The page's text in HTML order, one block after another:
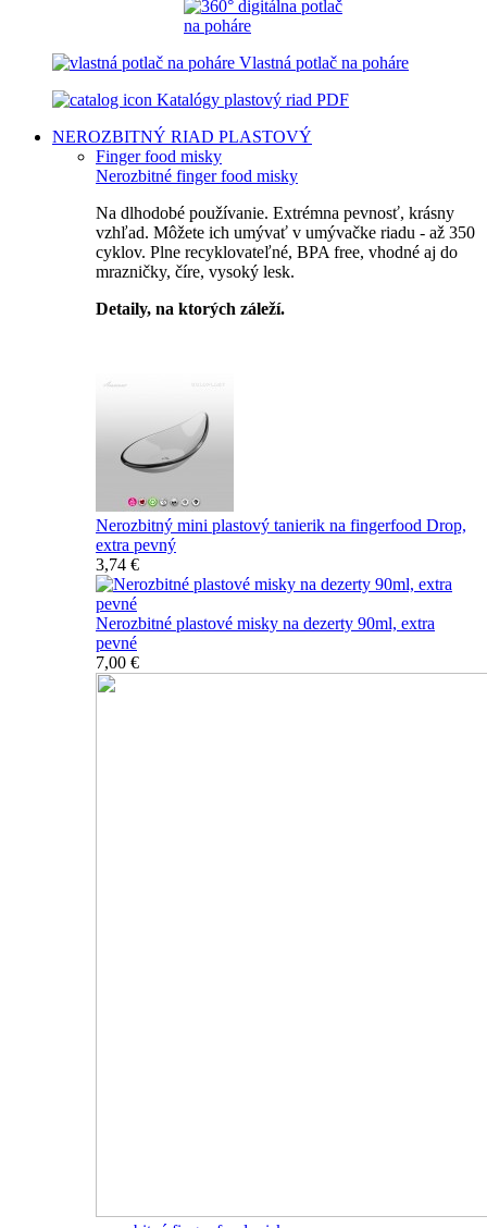
Vlastná potlač na poháre
Katalógy plastový riad PDF
NEROZBITNÝ RIAD PLASTOVÝ
Finger food misky
Nerozbitné finger food misky
Na dlhodobé používanie. Extrémna pevnosť, krásny
vzhľad. Môžete ich umývať v umývačke riadu - až 350
cyklov. Plne recyklovateľné, BPA free, vhodné aj do
mrazničky, číre, vysoký lesk.
Detaily, na ktorých záleží.
Nerozbitný mini plastový tanierik na fingerfood Drop,
extra pevný
3,74 €
Nerozbitné plastové misky na dezerty 90ml, extra
pevné
7,00 €